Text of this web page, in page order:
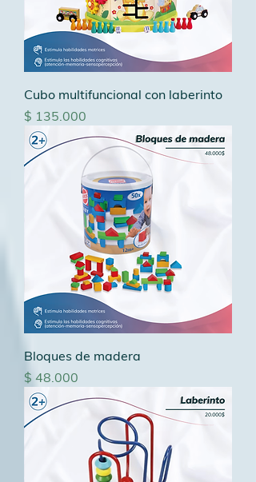
Cubo multifuncional con laberinto
Precio
$ 135.000
Bloques de madera
Precio
$ 48.000